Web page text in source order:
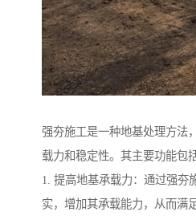
强夯施工是一种地基处理方法
载力和稳定性。其主要功能包括
1. 提高地基承载力：通过强夯
实，增加其承载能力，从而满